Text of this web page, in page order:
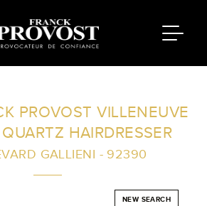
PROVOST VILLENEUVE
HAIRDRESSER
GALLIENI - 92390
NEW SEARCH